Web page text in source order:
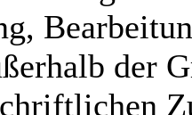
der